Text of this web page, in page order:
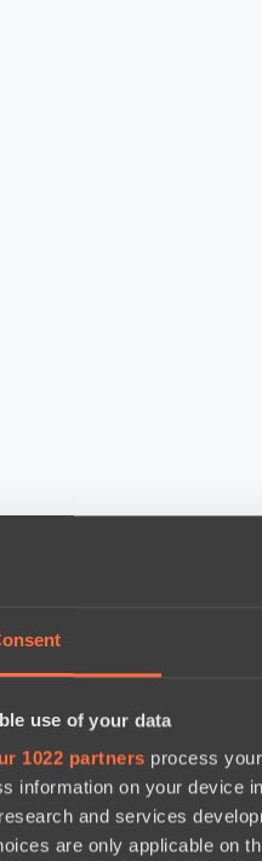
use of your data
1022 partners process
information on your device
and services
are only applicable on